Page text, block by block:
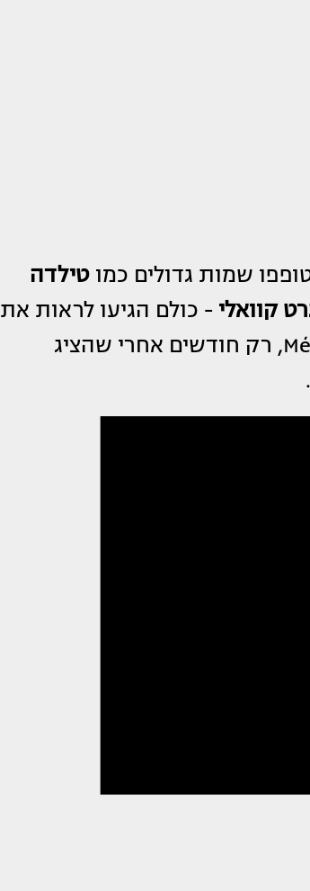
שמות גדולים כמו טילדה
קוואלי - כולם הגיעו לראות את
במסגרת Métiers d’art, רק חודשים אחרי שהציג